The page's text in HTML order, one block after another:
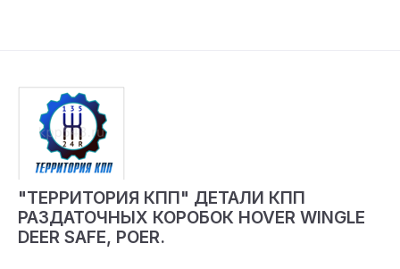
"ТЕРРИТОРИЯ КПП" ДЕТАЛИ КПП
РАЗДАТОЧНЫХ КОРОБОК HOVER WINGLE
DEER SAFE, POER.